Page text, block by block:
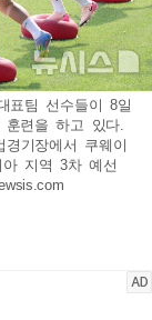
표팀 선수들이 8일
훈련을 하고 있다.
기장에서 쿠웨이
아 지역 3차 예선